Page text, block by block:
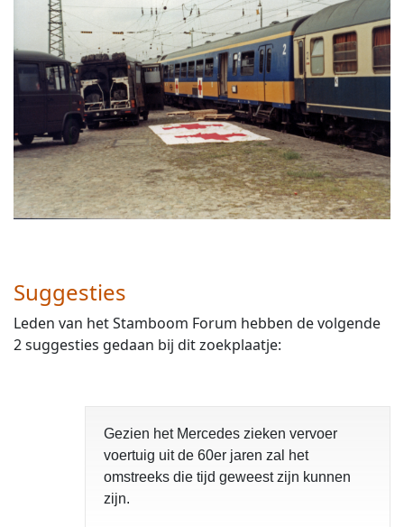
Suggesties
Leden van het Stamboom Forum hebben de volgende
2 suggesties gedaan bij dit zoekplaatje:
Gezien het Mercedes zieken vervoer
voertuig uit de 60er jaren zal het
omstreeks die tijd geweest zijn kunnen
zijn.